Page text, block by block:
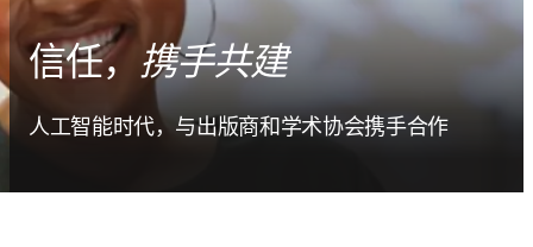
信任， 携手共建
人工智能时代，与出版商和学术协会携手合作